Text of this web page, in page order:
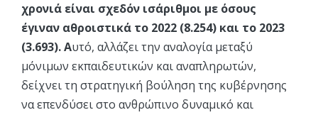
χρονιά είναι σχεδόν ισάριθμοι με όσους
έγιναν αθροιστικά το 2022 (8.254) και το 2023
(3.693). Αυτό, αλλάζει την αναλογία μεταξύ
μόνιμων εκπαιδευτικών και αναπληρωτών,
δείχνει τη στρατηγική βούληση της κυβέρνησης
να επενδύσει στο ανθρώπινο δυναμικό και